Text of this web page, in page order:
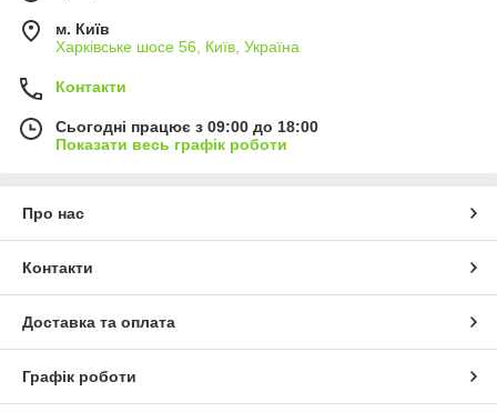
м. Київ
Харківське шосе 56, Київ, Україна
Контакти
Сьогодні працює з 09:00 до 18:00
Показати весь графік роботи
Про нас
Контакти
Доставка та оплата
Графік роботи